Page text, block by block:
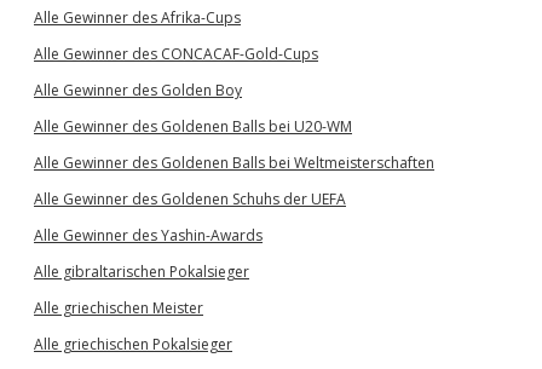
Alle Gewinner des Afrika-Cups
Alle Gewinner des CONCACAF-Gold-Cups
Alle Gewinner des Golden Boy
Alle Gewinner des Goldenen Balls bei U20-WM
Alle Gewinner des Goldenen Balls bei Weltmeisterschaften
Alle Gewinner des Goldenen Schuhs der UEFA
Alle Gewinner des Yashin-Awards
Alle gibraltarischen Pokalsieger
Alle griechischen Meister
Alle griechischen Pokalsieger